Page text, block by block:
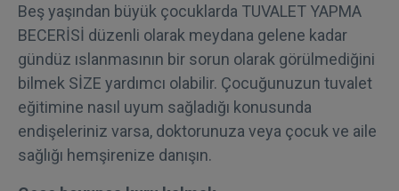
Beş yaşından büyük çocuklarda TUVALET YAPMA
BECERİSİ düzenli olarak meydana gelene kadar
gündüz ıslanmasının bir sorun olarak görülmediğini
bilmek SİZE yardımcı olabilir. Çocuğunuzun tuvalet
eğitimine nasıl uyum sağladığı konusunda
endişeleriniz varsa, doktorunuza veya çocuk ve aile
sağlığı hemşirenize danışın.